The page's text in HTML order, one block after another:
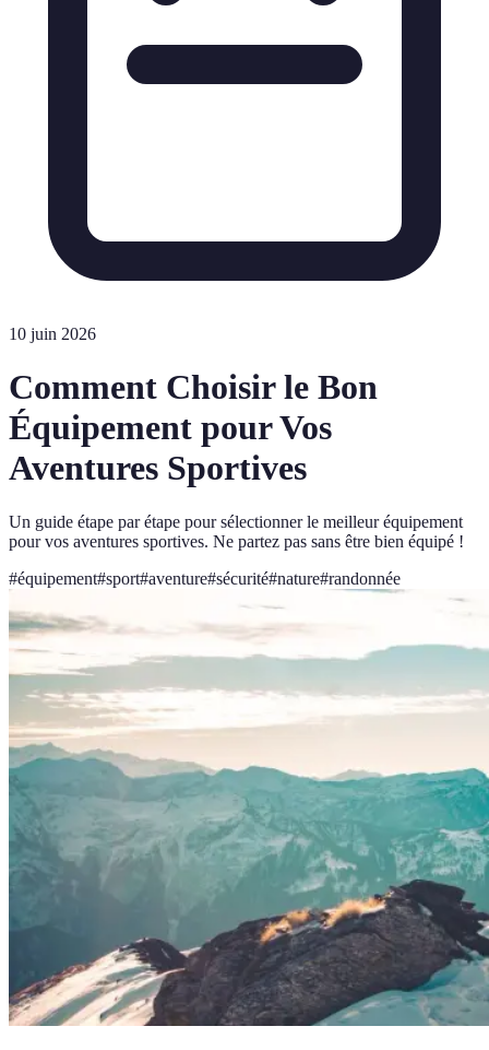
10 juin 2026
Comment Choisir le Bon
Équipement pour Vos
Aventures Sportives
Un guide étape par étape pour sélectionner le meilleur équipement
pour vos aventures sportives. Ne partez pas sans être bien équipé !
#équipement#sport#aventure#sécurité#nature#randonnée